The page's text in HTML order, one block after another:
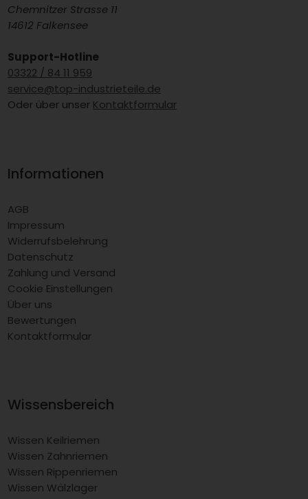
Chemnitzer Strasse 11
14612 Falkensee
Support-Hotline
03322 / 84 11 959
service@top-industrieteile.de
Oder über unser Kontaktformular
Informationen
AGB
Impressum
Widerrufsbelehrung
Datenschutz
Zahlung und Versand
Cookie Einstellungen
Über uns
Bewertungen
Kontaktformular
Wissensbereich
Wissen Keilriemen
Wissen Zahnriemen
Wissen Rippenriemen
Wissen Wälzlager